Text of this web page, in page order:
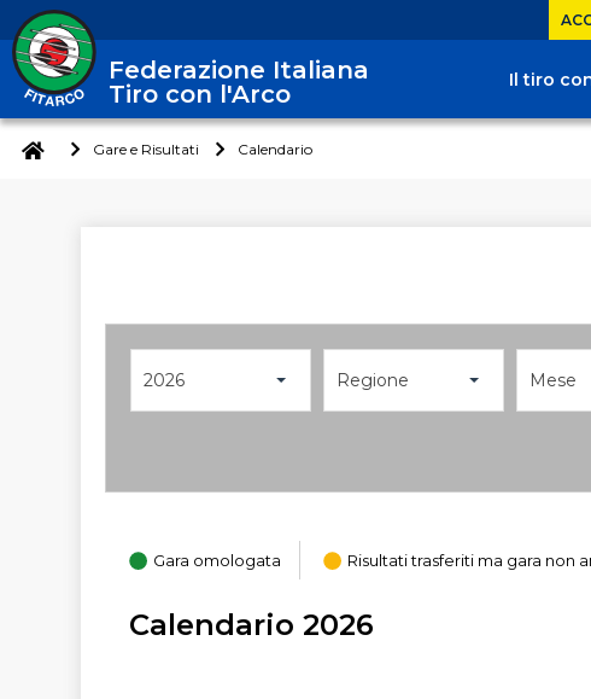
Federazione Italiana
Tiro con l'Arco
Il tiro
Gare e Risultati Calendario
2026 Regione Mese
Gara omologata Risultati trasferiti ma gara non
Calendario 2026